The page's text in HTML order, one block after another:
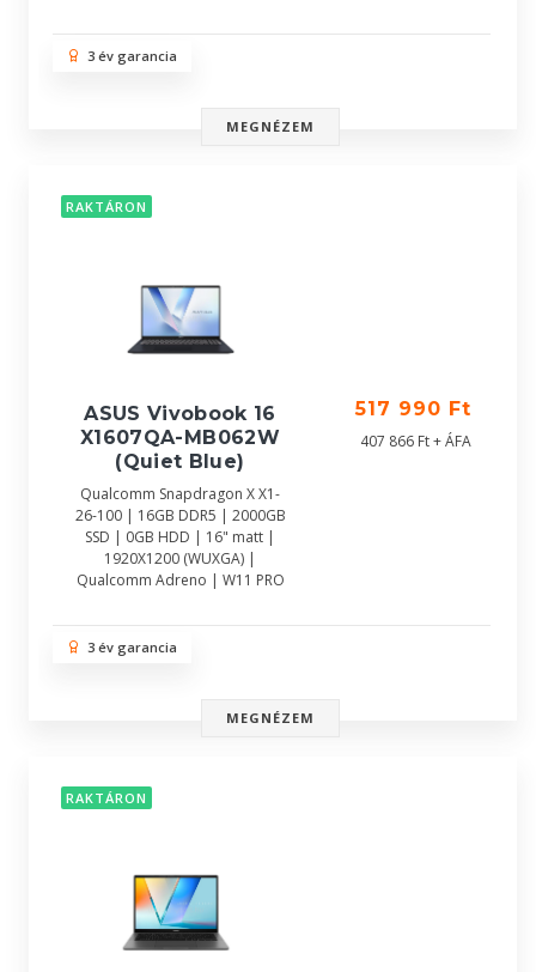
3 év garancia
MEGNÉZEM
RAKTÁRON
ASUS Vivobook 16
X1607QA-MB062W
(Quiet Blue)
Qualcomm Snapdragon X X1-
26-100 | 16GB DDR5 | 2000GB
SSD | 0GB HDD | 16" matt |
1920X1200 (WUXGA) |
Qualcomm Adreno | W11 PRO
517 990 Ft
407 866 Ft + ÁFA
3 év garancia
MEGNÉZEM
RAKTÁRON